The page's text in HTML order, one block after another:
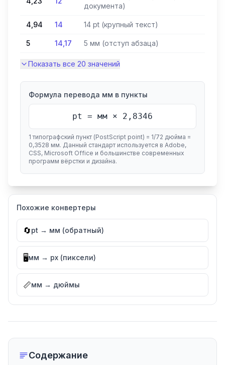
документа)
4,94 14 14 pt (крупный текст)
5 14,17 5 мм (отступ абзаца)
Показать все 20 значений
Формула перевода мм в пункты
pt = мм × 2,8346
1 типографский пункт (PostScript point) = 1/72 дюйма =
0,3528 мм. Данный стандарт используется в Adobe,
CSS, Microsoft Office и большинстве современных
программ вёрстки и дизайна.
Похожие конвертеры
🔄pt → мм (обратный)
🖥️мм → px (пиксели)
📏мм → дюймы
Содержание